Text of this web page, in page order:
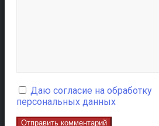
Даю согласие на обработку
персональных данных